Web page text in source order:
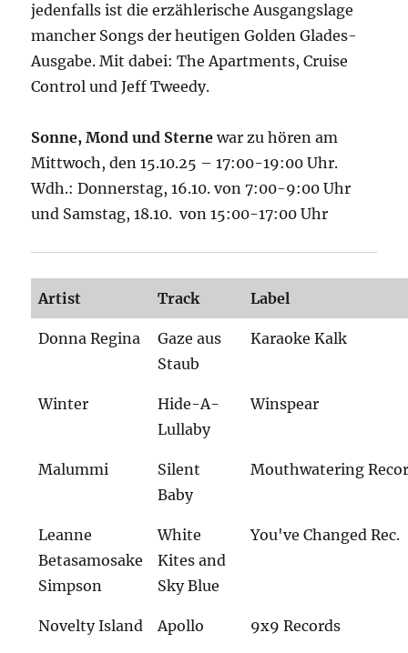
jedenfalls ist die erzählerische Ausgangslage
mancher Songs der heutigen Golden Glades-
Ausgabe. Mit dabei: The Apartments, Cruise
Control und Jeff Tweedy.
Sonne, Mond und Sterne war zu hören am
Mittwoch, den 15.10.25 – 17:00-19:00 Uhr.
Wdh.: Donnerstag, 16.10. von 7:00-9:00 Uhr
und Samstag, 18.10. von 15:00-17:00 Uhr
Artist Track Label
Donna Regina
Gaze aus
Staub
Karaoke Kalk
Winter
Hide-A-
Lullaby
Winspear
Malummi
Silent
Baby
Mouthwatering
Leanne
Betasamosake
Simpson
White
Kites and
Sky Blue
You've Changed Rec.
Novelty Island Apollo 9x9 Records